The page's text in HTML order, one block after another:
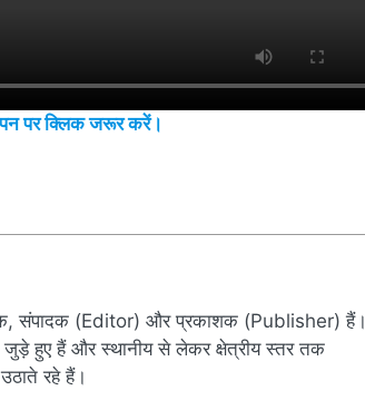
पर क्लिक जरूर करें।
संपादक (Editor) और प्रकाशक (Publisher) हैं।
जुड़े हुए हैं और स्थानीय से लेकर क्षेत्रीय स्तर तक
रहे हैं।